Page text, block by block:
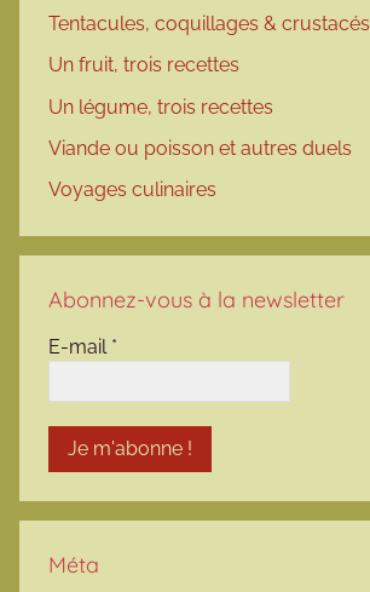
Tentacules, coquillages & crustacés
Un fruit, trois recettes
Un légume, trois recettes
Viande ou poisson et autres duels
Voyages culinaires
Abonnez-vous à la newsletter
E-mail *
Méta